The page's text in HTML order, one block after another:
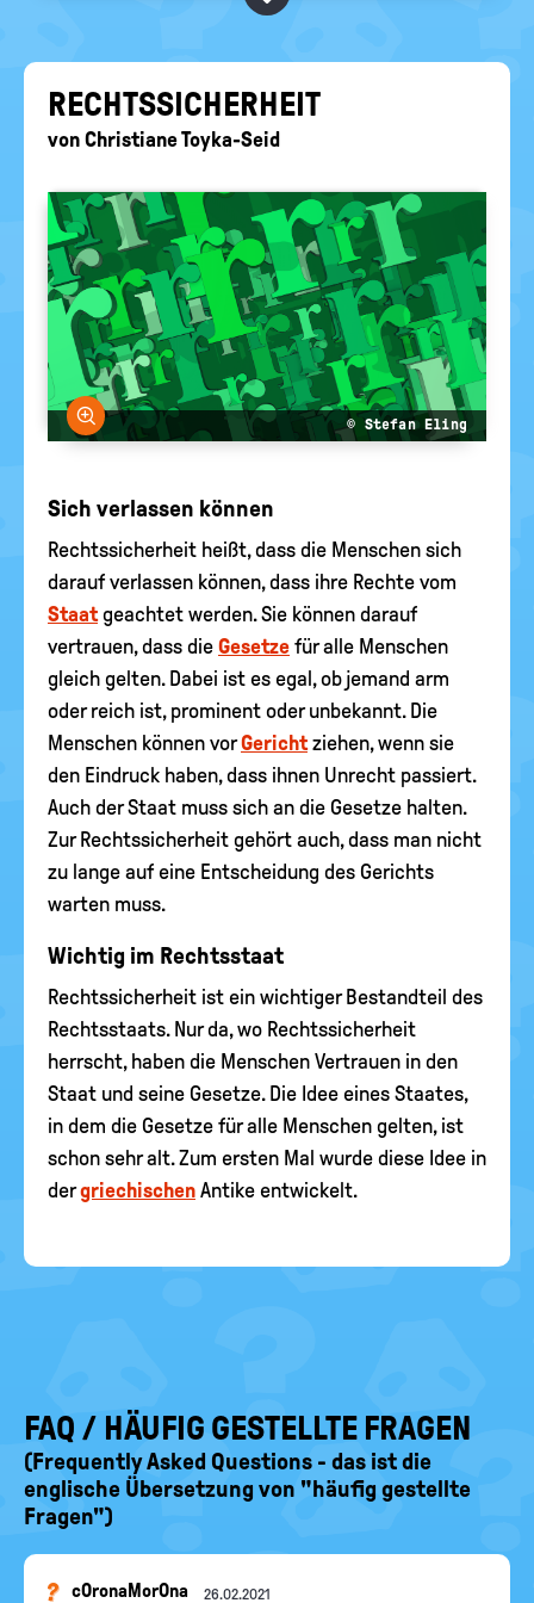
politische
EURE AKTUELLEN FRAGEN...
RECHTS­SI­CHER­HEIT
von Christiane Toyka-Seid
Bild vergrößern
© Stefan Eling
Sich verlassen können
Rechtssicherheit heißt, dass die Menschen sich
darauf verlassen können, dass ihre Rechte vom
Staatgeachtet werden. Sie können darauf
vertrauen, dass die Gesetze für alle Menschen
gleich gelten. Dabei ist es egal, ob jemand arm
oder reich ist, prominent oder unbekannt. Die
Menschen können vorGerichtziehen, wenn sie
den Eindruck haben, dass ihnen Unrecht passiert.
Auch der Staat muss sich an die Gesetze halten.
Zur Rechtssicherheit gehört auch, dass man nicht
zu lange auf eine Entscheidung des Gerichts
warten muss.
Wichtig im Rechtsstaat
Rechtssicherheit ist ein wichtiger Bestandteil des
Rechtsstaats. Nur da, wo Rechtssicherheit
herrscht, haben die Menschen Vertrauen in den
Staat und seine Gesetze. Die Idee eines Staates,
in dem die Gesetze für alle Menschen gelten, ist
schon sehr alt. Zum ersten Mal wurde diese Idee in
dergriechischen Antike entwickelt.
FAQ / HÄUFIG GESTELLTE FRAGEN
(Frequently Asked Questions - das ist die
englische Übersetzung von "häufig gestellte
Fragen")
cOronaMorOna 26.02.2021